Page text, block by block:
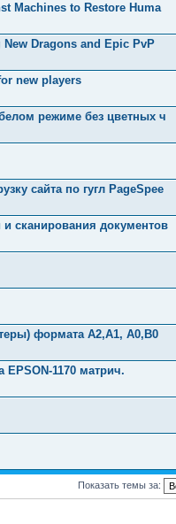
Machines to Restore Huma
Dragons and Epic PvP
new players
режиме без цветных ч
сайта по гугл PageSpee
сканирования документов
формата А2,А1, А0,В0
EPSON-1170 матрич.
Показать темы за: